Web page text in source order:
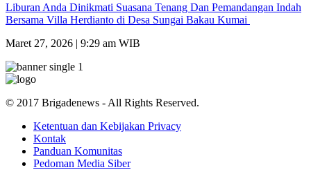
Liburan Anda Dinikmati Suasana Tenang Dan Pemandangan Indah
Bersama Villa Herdianto di Desa Sungai Bakau Kumai
Maret 27, 2026 | 9:29 am WIB
© 2017 Brigadenews - All Rights Reserved.
Ketentuan dan Kebijakan Privacy
Kontak
Panduan Komunitas
Pedoman Media Siber